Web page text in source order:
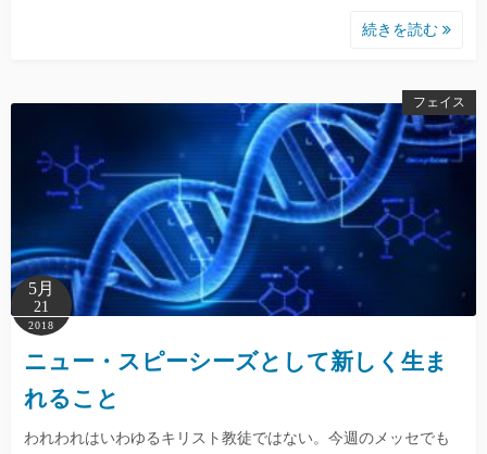
続きを読む
フェイス
5月
21
2018
ニュー・スピーシーズとして新しく生ま
れること
われわれはいわゆるキリスト教徒ではない。今週のメッセでも